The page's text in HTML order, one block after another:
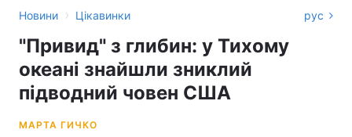
Новини › Цікавинки рус
"Привид" з глибин: у Тихому
океані знайшли зниклий
підводний човен США
МАРТА ГИЧКО